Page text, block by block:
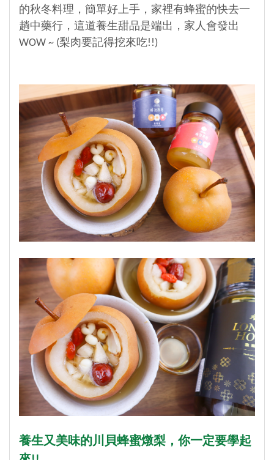
的秋冬料理，簡單好上手，家裡有蜂蜜的快去一
趟中藥行，這道養生甜品是端出，家人會發出
WOW ~ (梨肉要記得挖來吃!!)
養生又美味的川貝蜂蜜燉梨，你一定要學起